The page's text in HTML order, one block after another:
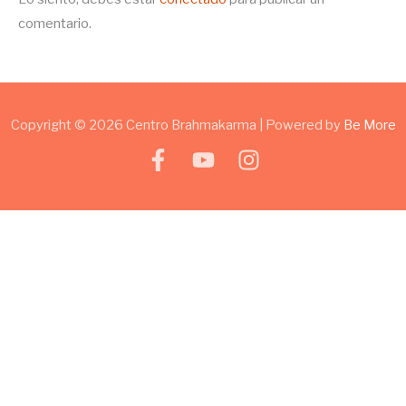
comentario.
Copyright © 2026 Centro Brahmakarma | Powered by Be More